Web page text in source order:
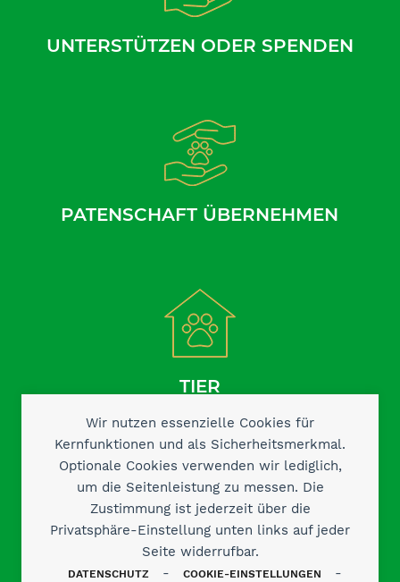
Wir nutzen essenzielle Cookies für
Kernfunktionen und als Sicherheitsmerkmal.
Optionale Cookies verwenden wir lediglich,
um die Seitenleistung zu messen. Die
Zustimmung ist jederzeit über die
Privatsphäre-Einstellung unten links auf jeder
Seite widerrufbar.
DATENSCHUTZ - COOKIE-EINSTELLUNGEN -
UNTERSTÜTZEN ODER SPENDEN
PATENSCHAFT ÜBERNEHMEN
TIER